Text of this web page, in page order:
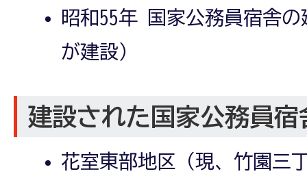
昭和55年 国家公務員宿舎
が建設）
建設された国家公務員宿
花室東部地区（現、竹園三